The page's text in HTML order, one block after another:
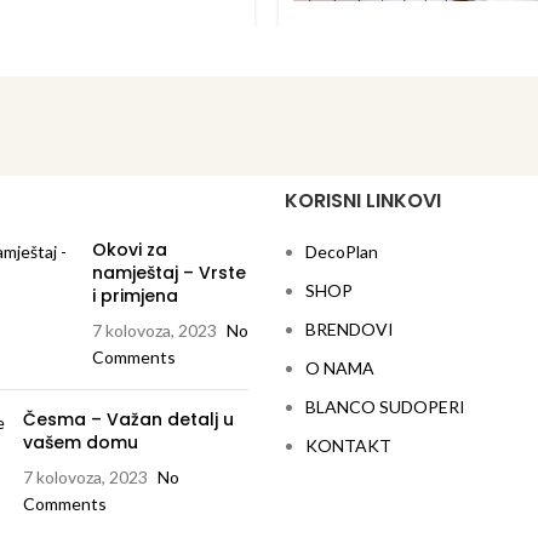
Okovi za
namještaj – Vrste
i primjena
7 kolovoza, 2023 No
Comments
Česma – Važan detalj u
vašem domu
7 kolovoza, 2023 No
Comments
KORISNI LINKOVI
DecoPlan
SHOP
BRENDOVI
O NAMA
BLANCO SUDOPERI
KONTAKT